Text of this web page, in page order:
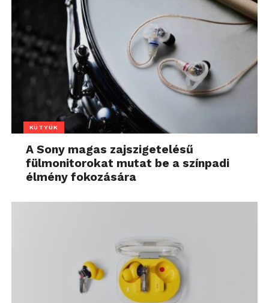
KÜTYÜK
A Sony magas zajszigetelésű
fülmonitorokat mutat be a színpadi
élmény fokozására